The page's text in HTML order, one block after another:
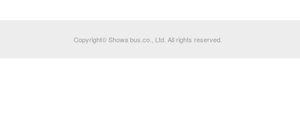
Copyright© Showa bus.co., Ltd. All rights reserved.